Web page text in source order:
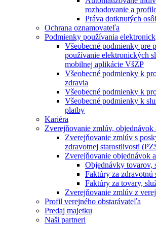
rozhodovanie a
Práva dotknutých
Ochrana oznamovateľa
Podmienky používania
Všeobecné podmienky pre
používanie elektronických
mobilnej aplikácie VšZP
Všeobecné podmienky k
zdravia
Všeobecné podmienky k
Všeobecné podmienky k
platby
Kariéra
Zverejňovanie zmlúv, objednávok
Zverejňovanie zmlúv s
zdravotnej starostlivosti
Zverejňovanie objednávok
Objednávky tovarov,
Faktúry za zdravotnú
Faktúry za tovary,
Zverejňovanie zmlúv z
Profil verejného obstarávateľa
Predaj majetku
Naši partneri